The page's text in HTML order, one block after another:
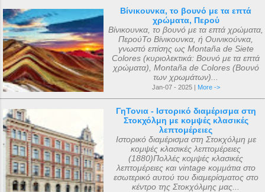
Βίνικουνκα, το βουνό με τα επτά
χρώματα, Περού
Βίνικουνκα, το βουνό με τα επτά χρώματα,
ΠερούΤο Βίνικουνκα, ή Ουινικούνκα,
γνωστό επίσης ως Montaña de Siete
Colores (κυριολεκτικά: Βουνό με τα επτά
χρώματα), Montaña de Colores (Βουνό
των χρωμάτων)...
Jan-07 - 2025 | More ->
ΓηΤονια - Ιστορικό διαμέρισμα στη
Στοκχόλμη με κομψές κλασικές
λεπτομέρειες
Ιστορικό διαμέρισμα στη Στοκχόλμη με
κομψές κλασικές λεπτομέρειες
(1880)Πολλές κομψές κλασικές
λεπτομέρειες και vintage κομμάτια στο
εσωτερικό αυτού του διαμερίσματος στο
κέντρο της Στοκχόλμης μας...